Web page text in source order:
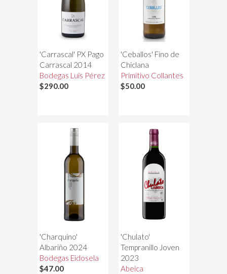
'Carrascal' PX Pago
Carrascal 2014
Bodegas Luis Pérez
$290.00
'Ceballos' Fino de
Chiclana
Primitivo Collantes
$50.00
'Charquino'
Albariño 2024
Bodegas Eidosela
$47.00
'Chulato'
Tempranillo Joven
2023
Abeica